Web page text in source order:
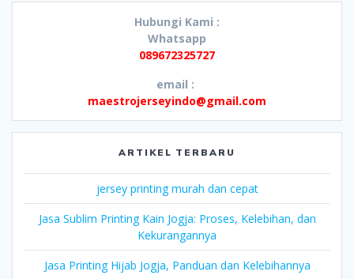
Hubungi Kami :
Whatsapp
089672325727
email :
maestrojerseyindo@gmail.com
ARTIKEL TERBARU
jersey printing murah dan cepat
Jasa Sublim Printing Kain Jogja: Proses, Kelebihan, dan
Kekurangannya
Jasa Printing Hijab Jogja, Panduan dan Kelebihannya